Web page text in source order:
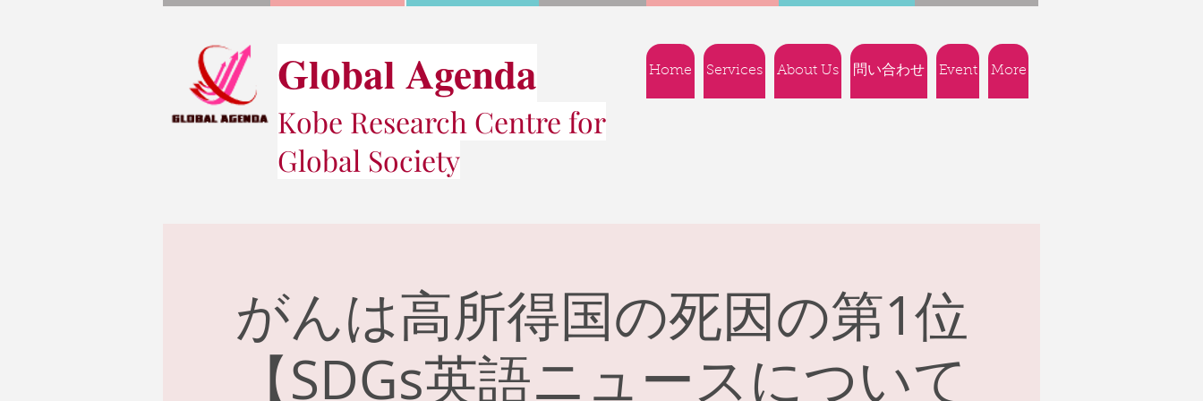
Global Agenda
Kobe Research Centre for
Global Society
Home Services About Us 問い合わせ Event More
がんは高所得国の死因の第1位
【SDGs英語ニュースについて